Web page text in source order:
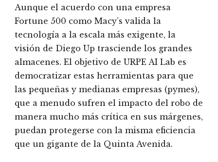
Aunque el acuerdo con una empresa
Fortune 500 como Macy’s valida la
tecnología a la escala más exigente, la
visión de Diego Up trasciende los grandes
almacenes. El objetivo de URPE AI Lab es
democratizar estas herramientas para que
las pequeñas y medianas empresas (pymes),
que a menudo sufren el impacto del robo de
manera mucho más crítica en sus márgenes,
puedan protegerse con la misma eficiencia
que un gigante de la Quinta Avenida.